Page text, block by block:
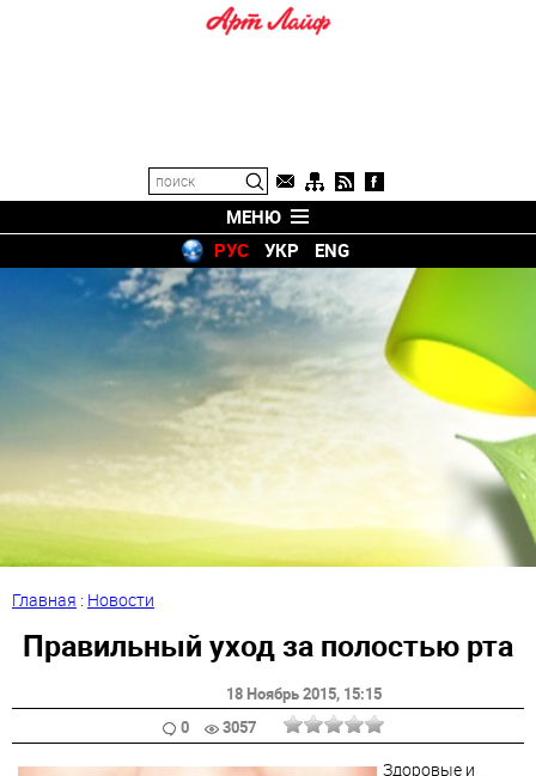
МЕНЮ
РУС
УКР ENG
Главная : Новости
Правильный уход за полостью рта
18 Ноябрь 2015, 15:15
0
3057
Здоровые и